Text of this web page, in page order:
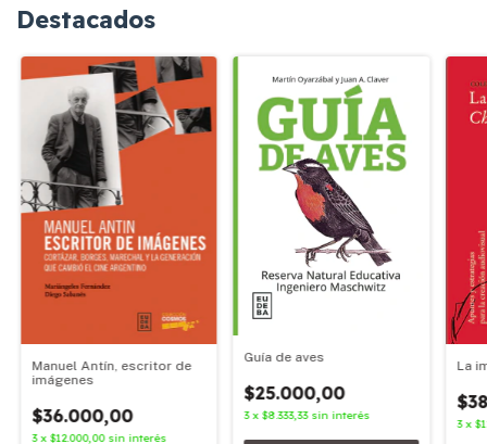
Destacados
Manuel Antín, escritor de
imágenes
$36.000,00
3 x $12.000,00 sin interés
Guía de aves
$25.000,00
3 x$8.333,33 sin interés
La
3 x